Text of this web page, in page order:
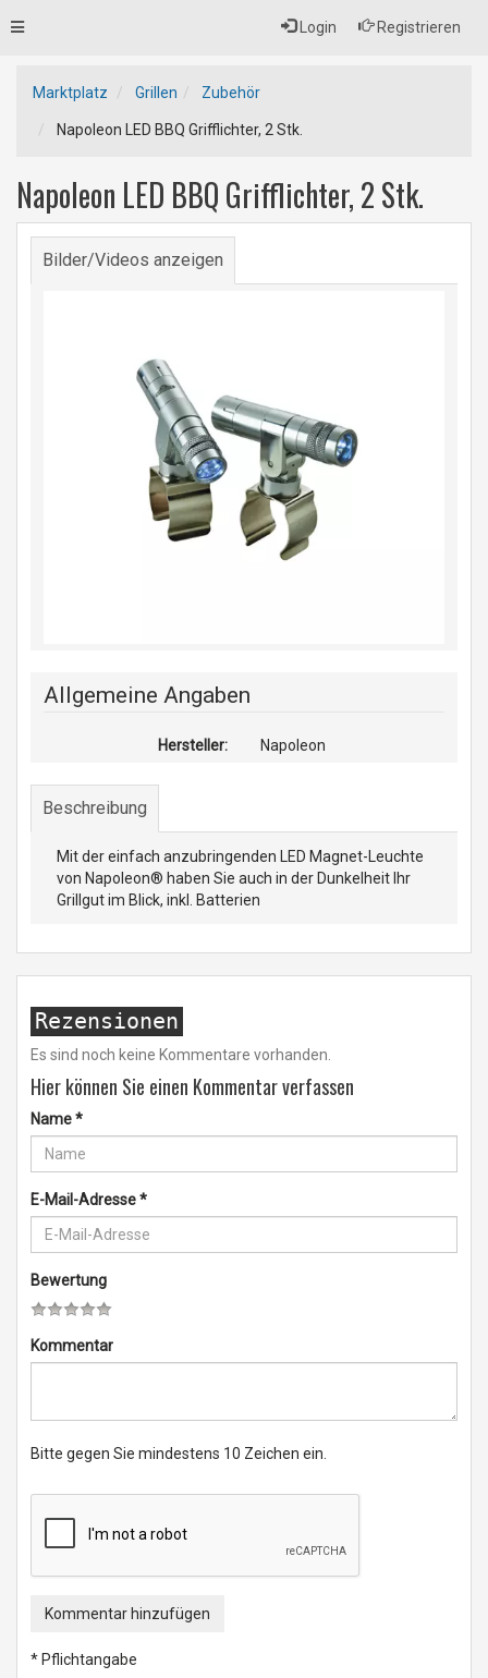
Login Registrieren
Toggle
Marktplatz Grillen Zubehör
Napoleon LED BBQ Grifflichter, 2 Stk.
Napoleon LED BBQ Grifflichter, 2 Stk.
Bilder/Videos anzeigen
Allgemeine Angaben
Hersteller: Napoleon
Beschreibung
Mit der einfach anzubringenden LED Magnet-Leuchte
von Napoleon® haben Sie auch in der Dunkelheit Ihr
Grillgut im Blick, inkl. Batterien
Rezensionen
Es sind noch keine Kommentare vorhanden.
Hier können Sie einen Kommentar verfassen
Name*
E-Mail-Adresse*
Bewertung
Kommentar
Bitte gegen Sie mindestens 10 Zeichen ein.
Kommentar hinzufügen
* Pflichtangabe